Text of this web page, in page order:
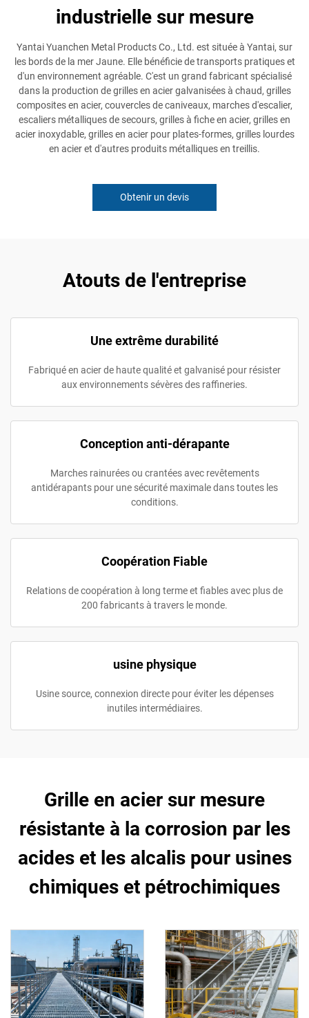
industrielle sur mesure
Yantai Yuanchen Metal Products Co., Ltd. est située à Yantai, sur
les bords de la mer Jaune. Elle bénéficie de transports pratiques et
d'un environnement agréable. C'est un grand fabricant spécialisé
dans la production de grilles en acier galvanisées à chaud, grilles
composites en acier, couvercles de caniveaux, marches d'escalier,
escaliers métalliques de secours, grilles à fiche en acier, grilles en
acier inoxydable, grilles en acier pour plates-formes, grilles lourdes
en acier et d'autres produits métalliques en treillis.
Obtenir un devis
Atouts de l'entreprise
Une extrême durabilité
Fabriqué en acier de haute qualité et galvanisé pour résister
aux environnements sévères des raffineries.
Conception anti-dérapante
Marches rainurées ou crantées avec revêtements
antidérapants pour une sécurité maximale dans toutes les
conditions.
Coopération Fiable
Relations de coopération à long terme et fiables avec plus de
200 fabricants à travers le monde.
usine physique
Usine source, connexion directe pour éviter les dépenses
inutiles intermédiaires.
Grille en acier sur mesure
résistante à la corrosion par les
acides et les alcalis pour usines
chimiques et pétrochimiques